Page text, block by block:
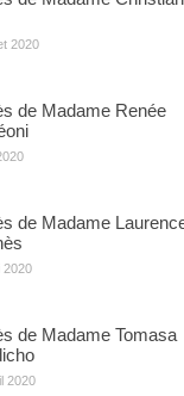
2020
de Madame Renée
de Madame
2020
de Madame Tomasa
2020